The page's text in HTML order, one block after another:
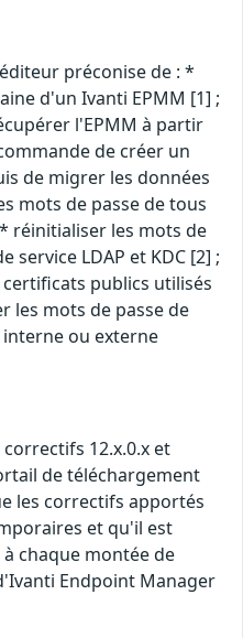
préconise de : *
d'un Ivanti EPMM [1] ;
l'EPMM à partir
de créer un
de migrer les données
mots de passe de tous
réinitialiser les mots de
service LDAP et KDC [2] ;
publics utilisés
les mots de passe de
ou externe
12.x.0.x et
de téléchargement
les correctifs apportés
et qu'il est
chaque montée de
Endpoint Manager